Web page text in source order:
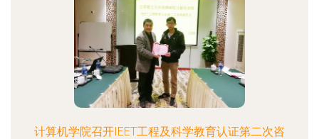
计算机学院召开IEET工程及科学教育认证第二次咨